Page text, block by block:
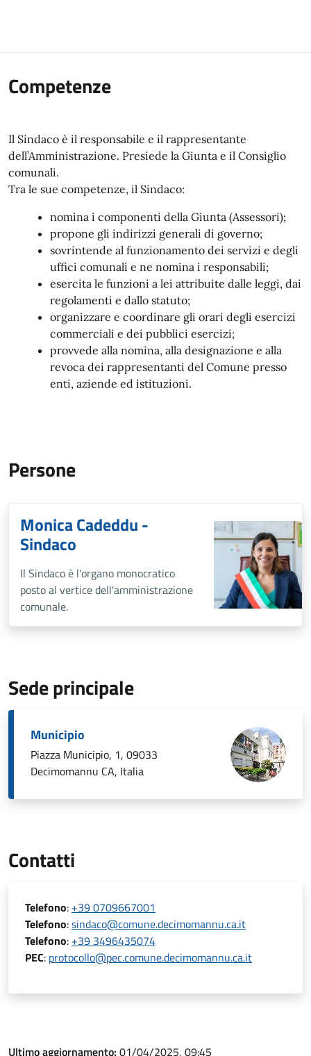
Competenze
Il Sindaco è il responsabile e il rappresentante
dell’Amministrazione. Presiede la Giunta e il Consiglio
comunali.
Tra le sue competenze, il Sindaco:
nomina i componenti della Giunta (Assessori);
propone gli indirizzi generali di governo;
sovrintende al funzionamento dei servizi e degli
uffici comunali e ne nomina i responsabili;
esercita le funzioni a lei attribuite dalle leggi, dai
regolamenti e dallo statuto;
organizzare e coordinare gli orari degli esercizi
commerciali e dei pubblici esercizi;
provvede alla nomina, alla designazione e alla
revoca dei rappresentanti del Comune presso
enti, aziende ed istituzioni.
Persone
Monica Cadeddu -
Sindaco
Il Sindaco è l'organo monocratico
posto al vertice dell'amministrazione
comunale.
Sede principale
Municipio
Piazza Municipio, 1, 09033
Decimomannu CA, Italia
Contatti
Telefono: +39 0709667001
Telefono:sindaco@comune.decimomannu.ca.it
Telefono: +39 3496435074
PEC: protocollo@pec.comune.decimomannu.ca.it
Ultimo aggiornamento: 01/04/2025, 09:45